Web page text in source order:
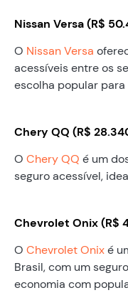
Nissan Versa (R$
O Nissan Versa
acessíveis entre os
escolha popular
Chery QQ (R$
O Chery QQ é um
seguro acessível,
Chevrolet Onix (R$
O Chevrolet Onixé
Brasil, com um
economia com